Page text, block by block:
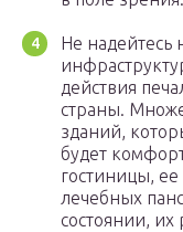
Не надейтесь
действия
страны.
зданий,
будет
гостиницы, ее
лечебных
состоянии,